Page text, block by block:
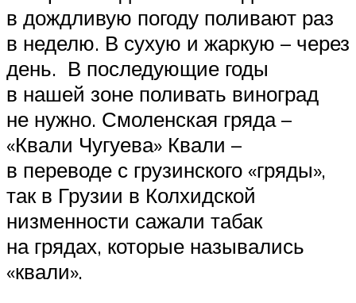
в дождливую погоду поливают раз
в неделю. В сухую и жаркую – через
день. В последующие годы
в нашей зоне поливать виноград
не нужно. Смоленская гряда –
«Квали Чугуева» Квали –
в переводе с грузинского «гряды»,
так в Грузии в Колхидской
низменности сажали табак
на грядах, которые назывались
«квали».